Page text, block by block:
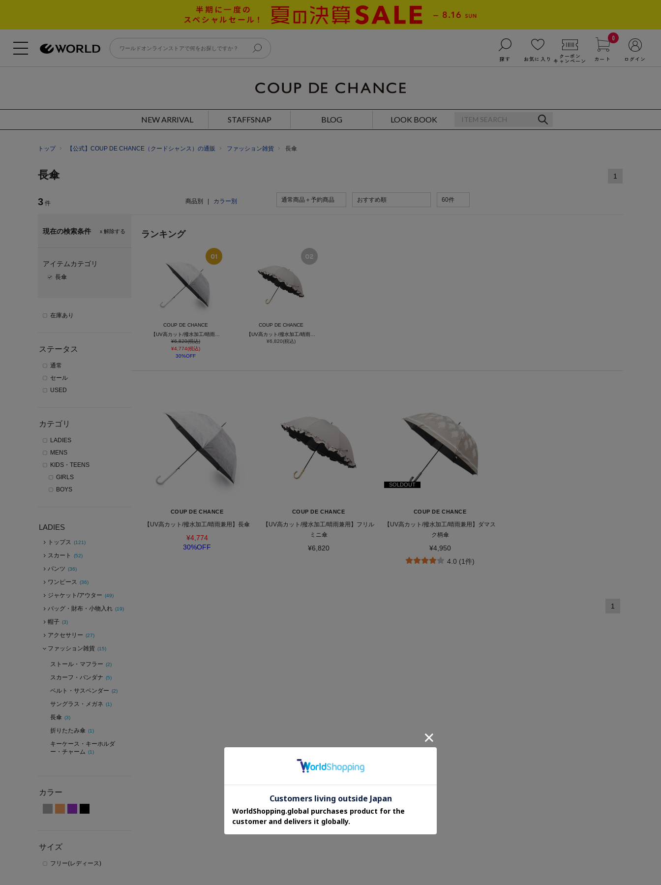
探す お気に入り クーポン
キャンペーン
0
カート ログイン
NEW ARRIVAL STAFFSNAP BLOG LOOK BOOK
トップ 【公式】COUP DE CHANCE（クードシャンス）の通販 ファッション雑貨 長傘
長傘
3 件 商品別 カラー別 通常商品＋予約商品 おすすめ順 60件
1
ｘ解除する
現在の検索条件
アイテムカテゴリ
長傘
在庫あり
ステータス
通常
セール
USED
カテゴリ
LADIES
MENS
KIDS・TEENS
GIRLS
BOYS
LADIES
トップス (121)
スカート (52)
パンツ (36)
ワンピース (36)
ジャケット/アウター (49)
バッグ・財布・小物入れ (19)
帽子 (3)
アクセサリー (27)
ファッション雑貨 (15)
ストール・マフラー (2)
スカーフ・バンダナ (5)
ベルト・サスペンダー (2)
サングラス・メガネ (1)
長傘 (3)
折りたたみ傘 (1)
キーケース・キーホルダ
ー・チャーム (1)
カラー
サイズ
フリー(レディース)
ランキング
COUP DE CHANCE
¥6,820(税込)
¥4,774(税込)
30%OFF
COUP DE CHANCE
¥6,820(税込)
COUP DE CHANCE
【UV高カット/撥水加工/晴雨兼用】長傘
¥4,774
30%OFF
COUP DE CHANCE
【UV高カット/撥水加工/晴雨兼用】フリル
ミニ傘
¥6,820
SOLDOUT
COUP DE CHANCE
【UV高カット/撥水加工/晴雨兼用】ダマス
ク柄傘
¥4,950
4.0 (1件)
1